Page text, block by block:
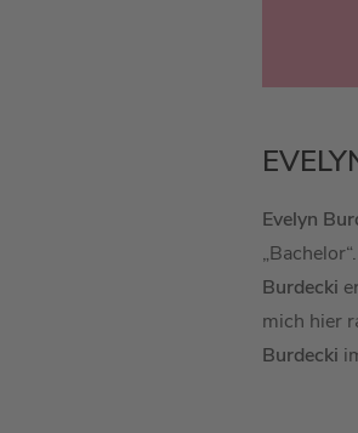
Evelyn
Burdecki
mich hier
Burdecki